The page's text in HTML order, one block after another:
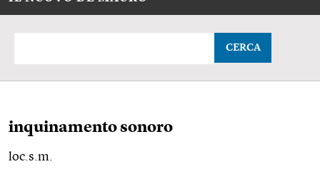
CERCA
inquinamento sonoro
loc.s.m.